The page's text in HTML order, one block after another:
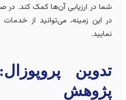
در ارزیابی آن‌ها کمک کند. در صورت
این زمینه، می‌توانید از خدمات